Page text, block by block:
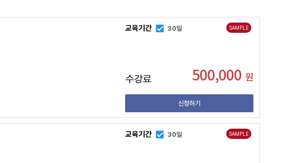
교육기간 30일 SAMPLE
수강료 500,000 원
신청하기
교육기간 30일 SAMPLE